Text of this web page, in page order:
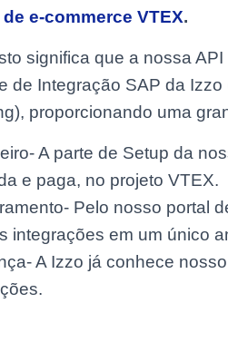
e-commerce VTEX.
significa que a nossa
de Integração SAP da
proporcionando uma
A parte de Setup da
e paga, no projeto VTEX.
Pelo nosso portal
integrações em um único
A Izzo já conhece